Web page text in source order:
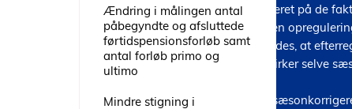
Ændring i målingen antal
påbegyndte og afsluttede
førtidspensionsforløb samt
antal forløb primo og
ultimo
Mindre stigning i
baseret på de
ingen
skyldes, at
påvirker selve
De